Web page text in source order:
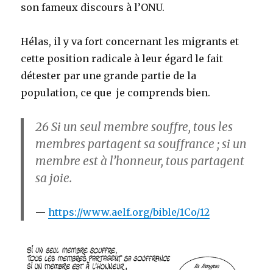
son fameux discours à l’ONU.
Hélas, il y va fort concernant les migrants et
cette position radicale à leur égard le fait
détester par une grande partie de la
population, ce que je comprends bien.
26Si un seul membre souffre, tous les
membres partagent sa souffrance ; si un
membre est à l’honneur, tous partagent
sa joie.
https://www.aelf.org/bible/1Co/12